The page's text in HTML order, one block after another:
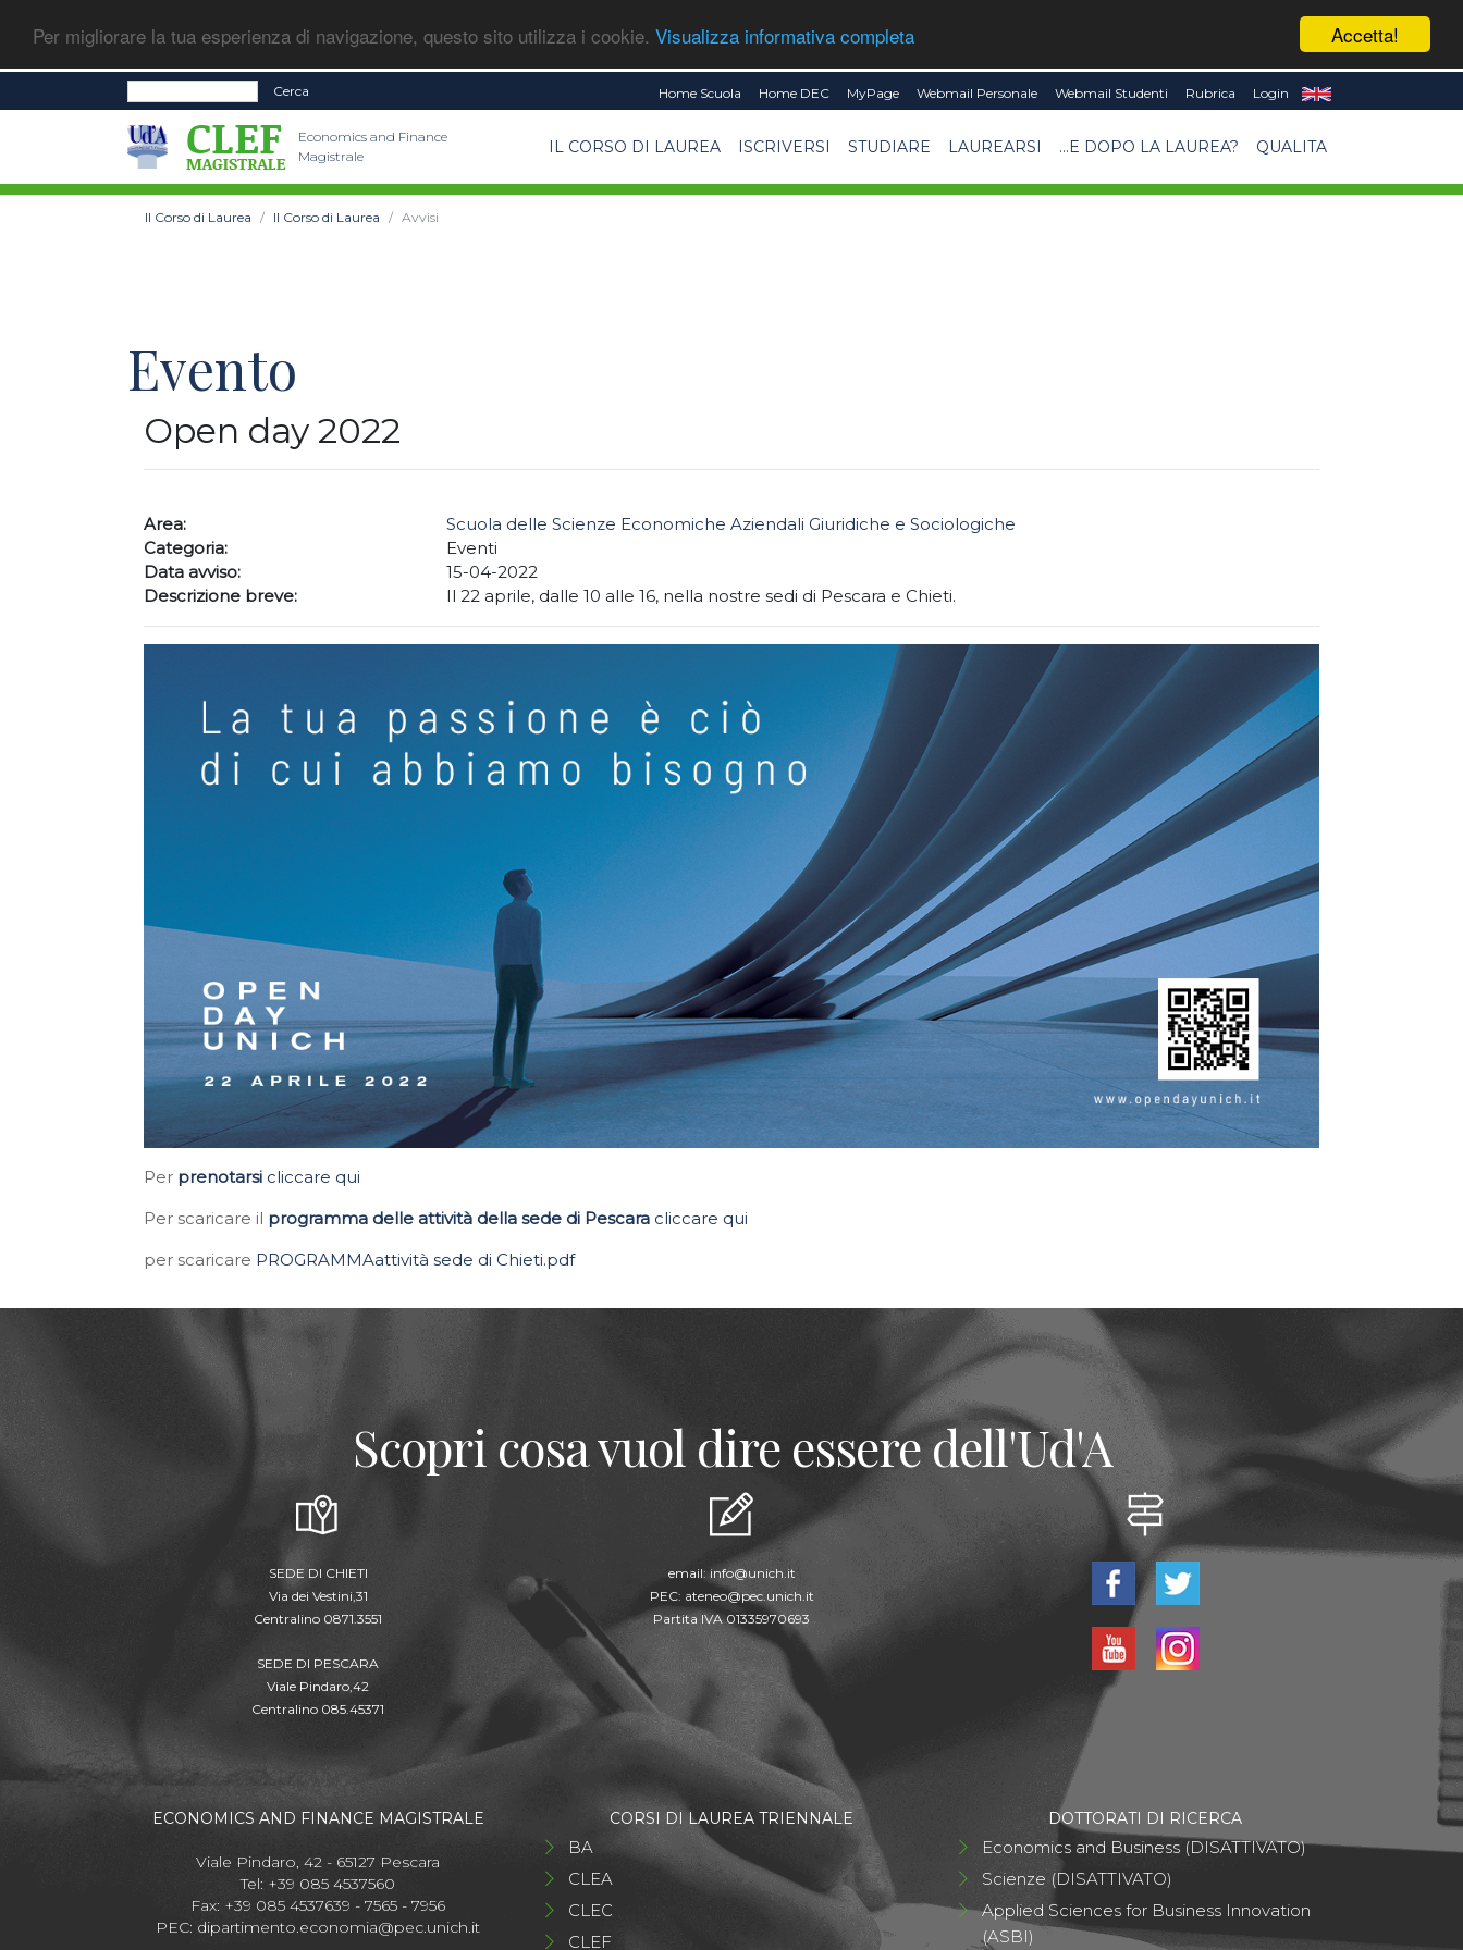
Accetta!
Per migliorare la tua esperienza di navigazione, questo sito utilizza i cookie. Visualizza informativa completa
Cerca Home Scuola Home DEC MyPage Webmail Personale Webmail Studenti Rubrica Login
Economics and Finance
Magistrale
IL CORSO DI LAUREA ISCRIVERSI STUDIARE LAUREARSI ...E DOPO LA LAUREA? QUALITA
Il Corso di Laurea Il Corso di Laurea Avvisi
Evento
Open day 2022
Area:
Scuola delle Scienze Economiche Aziendali Giuridiche e Sociologiche
Categoria:
Eventi
Data avviso:
15-04-2022
Descrizione breve:
Il 22 aprile, dalle 10 alle 16, nella nostre sedi di Pescara e Chieti.
Per prenotarsi cliccare qui
Per scaricare il programma delle attività della sede di Pescara cliccare qui
per scaricare PROGRAMMAattività sede di Chieti.pdf
Scopri cosa vuol dire essere dell'Ud'A
SEDE DI CHIETI
Via dei Vestini,31
Centralino 0871.3551
SEDE DI PESCARA
Viale Pindaro,42
Centralino 085.45371
email:info@unich.it
PEC: ateneo@pec.unich.it
Partita IVA 01335970693
ECONOMICS AND FINANCE MAGISTRALE
Viale Pindaro, 42 - 65127 Pescara
Tel: +39 085 4537560
Fax: +39 085 4537639 - 7565 - 7956
PEC: dipartimento.economia@pec.unich.it
CORSI DI LAUREA TRIENNALE
BA
CLEA
CLEC
CLEF
DOTTORATI DI RICERCA
Economics and Business (DISATTIVATO)
Scienze (DISATTIVATO)
Applied Sciences for Business Innovation
(ASBI)